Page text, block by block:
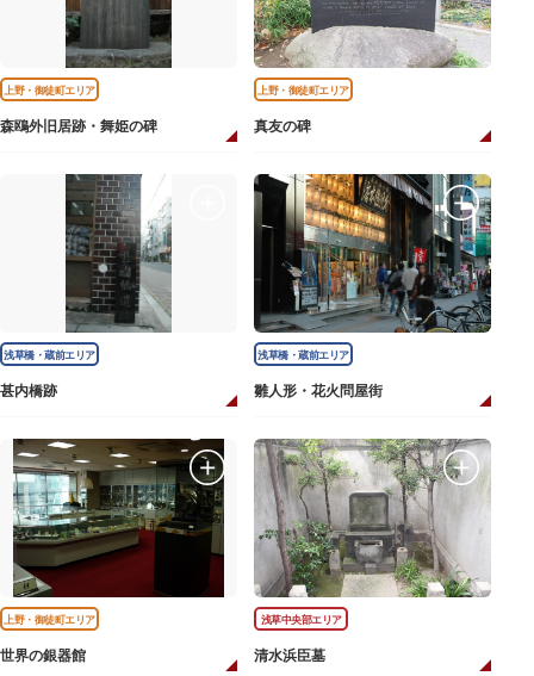
上野・御徒町エリア
森鴎外旧居跡・舞姫の碑
上野・御徒町エリア
真友の碑
浅草橋・蔵前エリア
甚内橋跡
浅草橋・蔵前エリア
雛人形・花火問屋街
上野・御徒町エリア
世界の銀器館
浅草中央部エリア
清水浜臣墓